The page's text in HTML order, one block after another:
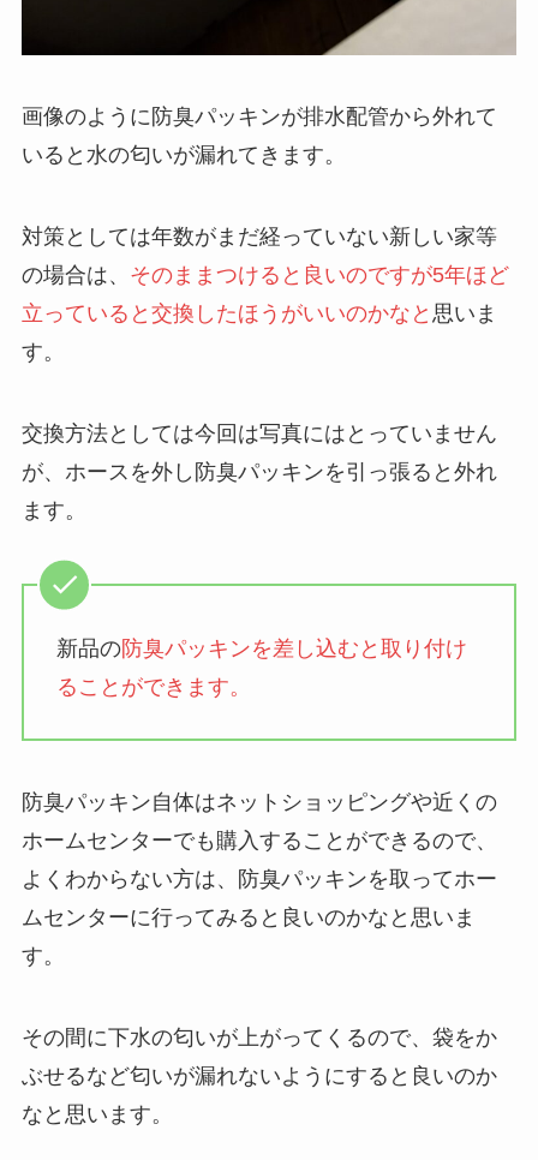
画像のように防臭パッキンが排水配管から外れて
いると水の匂いが漏れてきます。
対策としては年数がまだ経っていない新しい家等
の場合は、 そのままつけると良いのですが5年ほど
立っていると交換したほうがいいのかなと 思いま
す。
交換方法としては今回は写真にはとっていません
が、ホースを外し防臭パッキンを引っ張ると外れ
ます。
新品の防臭パッキンを差し込むと取り付け
ることができます。
防臭パッキン自体はネットショッピングや近くの
ホームセンターでも購入することができるので、
よくわからない方は、防臭パッキンを取ってホー
ムセンターに行ってみると良いのかなと思いま
す。
その間に下水の匂いが上がってくるので、袋をか
ぶせるなど匂いが漏れないようにすると良いのか
なと思います。